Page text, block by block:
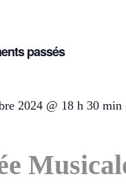
passés
2024 @ 18 h 30 min